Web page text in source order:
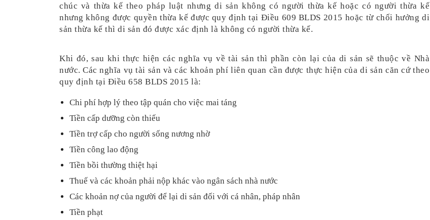
chúc và thừa kế theo pháp luật nhưng di sản không có người thừa kế hoặc có người thừa kế
nhưng không được quyền thừa kế được quy định tại Điều 609 BLDS 2015 hoặc từ chối hưởng di
sản thừa kế thì di sản đó được xác định là không có người thừa kế.
Khi đó, sau khi thực hiện các nghĩa vụ về tài sản thì phần còn lại của di sản sẽ thuộc về Nhà
nước. Các nghĩa vụ tài sản và các khoản phí liên quan cần được thực hiện của di sản căn cứ theo
quy định tại Điều 658 BLDS 2015 là:
Chi phí hợp lý theo tập quán cho việc mai táng
Tiền cấp dưỡng còn thiếu
Tiền trợ cấp cho người sống nương nhờ
Tiền công lao động
Tiền bồi thường thiệt hại
Thuế và các khoản phải nộp khác vào ngân sách nhà nước
Các khoản nợ của người để lại di sản đối với cá nhân, pháp nhân
Tiền phạt